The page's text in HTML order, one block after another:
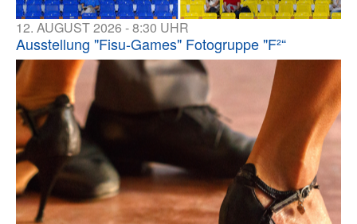
12. AUGUST 2026 - 8:30 UHR
Ausstellung "Fisu-Games" Fotogruppe "F²“